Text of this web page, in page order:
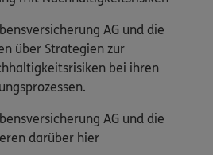
AG und die
über Strategien zur
bei ihren
AG und die
darüber hier